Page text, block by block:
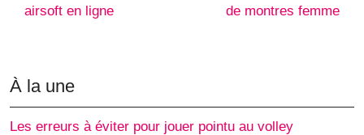
airsoft en ligne
de montres femme
À la une
Les erreurs à éviter pour jouer pointu au volley